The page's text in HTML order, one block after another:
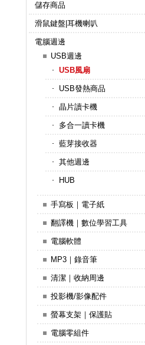
儲存商品
滑鼠鍵盤|耳機喇叭
電腦週邊
USB週邊
USB風扇
USB發熱商品
晶片讀卡機
多合一讀卡機
藍芽接收器
其他週邊
HUB
手寫板｜電子紙
翻譯機｜數位學習工具
電腦軟體
MP3｜錄音筆
清潔｜收納周邊
投影機/影像配件
螢幕支架｜保護貼
電腦零組件